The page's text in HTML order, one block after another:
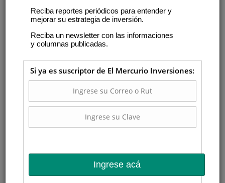
Reciba reportes periódicos para entender y
mejorar su estrategia de inversión.
Reciba un newsletter con las informaciones
y columnas publicadas.
Si ya es suscriptor de El Mercurio Inversiones:
Ingrese acá